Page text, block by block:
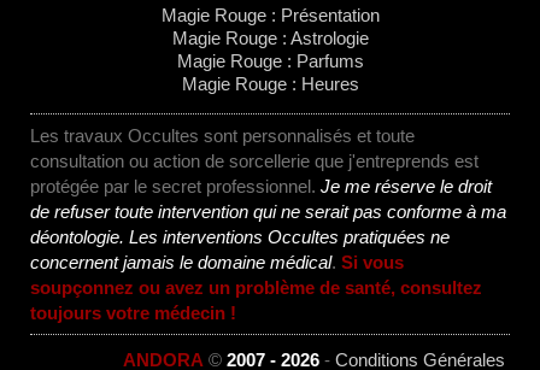
Magie Rouge : Présentation
Magie Rouge : Astrologie
Magie Rouge : Parfums
Magie Rouge : Heures
Les travaux Occultes sont personnalisés et toute
consultation ou action de sorcellerie que j'entreprends est
protégée par le secret professionnel.Je me réserve le droit
de refuser toute intervention qui ne serait pas conforme à ma
déontologie. Les interventions Occultes pratiquées ne
concernent jamais le domaine médical.Si vous
soupçonnez ou avez un problème de santé, consultez
toujours votre médecin !
ANDORA © 2007 - 2026- Conditions Générales